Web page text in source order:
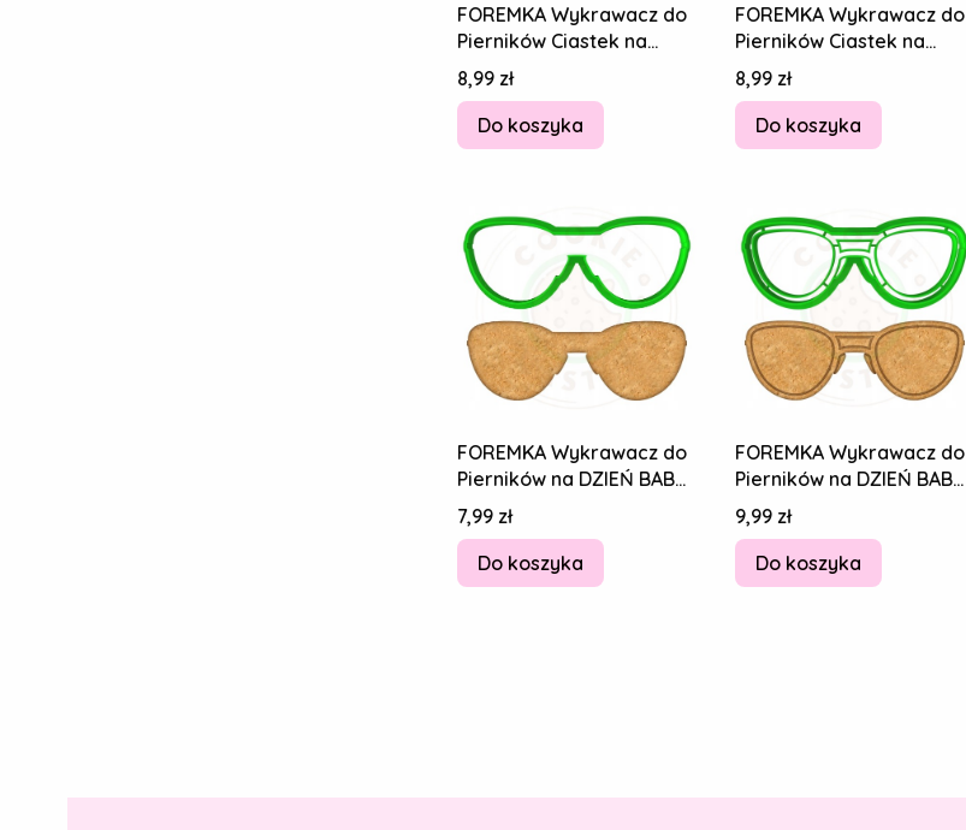
FOREMKA Wykrawacz do
Pierników Ciastek na
DZIEŃ BABCI I DZIADKA
Golf Sweter
Cena
8,99 zł
Do koszyka
FOREMKA Wykrawacz do
Pierników Ciastek na
DZIEŃ BABCI I DZIADKA
SWETER 8cm
Cena
8,99 zł
Do koszyka
FOREMKA Wykrawacz do
Pierników na DZIEŃ BABCI
I DZIADKA Okulary 10cm
Cena
7,99 zł
Do koszyka
FOREMKA Wykrawacz do
Pierników na DZIEŃ BABCI
I DZIADKA Okulary 10cm
Cena
9,99 zł
Do koszyka